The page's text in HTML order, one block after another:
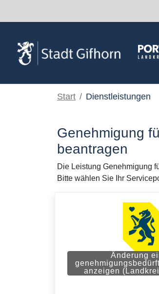
Start Dienstleistungen
Genehmigung
beantragen
Die Leistung Genehmigung
Bitte wählen Sie Ihr
Änderung
anzeigen